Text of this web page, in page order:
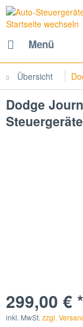
Menü
Übersicht
Dodge
299,00 € *
inkl. MwSt. zzgl.